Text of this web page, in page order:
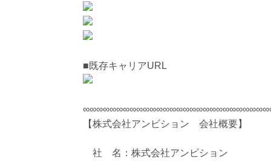
■既存キャリアURL
【株式会社アンビション 会社概要】
社 名：株式会社アンビション